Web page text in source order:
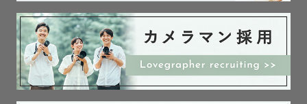
---------------------------------------------
3.【ご注意とお願い】
あらかじめお伺いしていた人数より変更がある場合は、事